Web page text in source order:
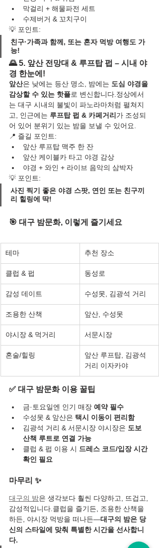
막걸리 + 해물파전 세트
수제버거 & 꼬치구이
💡 포인트:
친구·가족과 함께, 또는 혼자 먹방 여행도 가
능!
🌄 5. 앞산 전망대 & 루프탑 펍 – 시내 야
경 한눈에!
앞산은 낮에는 등산 명소, 밤에는 도심 야경을
감상할 수 있는 핫플로 변신합니다.정상에서
는 대구 시내의 불빛이 파노라마처럼 펼쳐지
고, 인근에는 루프탑 펍 & 카페거리 가 조성되
어 있어 분위기 있는 밤을 보낼 수 있어요.
📍 즐길 포인트:
앞산 루프탑 맥주 한 잔
앞산 케이블카 타고 야경 감상
야경 + 와인 + 라이브 음악의 삼박자
💡 포인트:
사진 찍기 좋은 야경 스팟, 연인 또는 친구끼
리 힐링에 딱!
🎯 대구 밤문화, 이렇게 즐기세요
테마 추천 장소
클럽 & 펍 동성로
감성 데이트 수성못, 김광석 거리
조용한 산책 앞산, 수성못
야시장 & 먹거리 서문시장
혼술/힐링
앞산 루프탑, 김광석
거리 이자카야
✅ 대구 밤문화 이용 꿀팁
금·토요일엔 인기 매장 예약 필수
수성못 & 앞산은 택시 이동이 편리함
김광석 거리 & 서문시장 야시장은 도보
산책 루트로 연결 가능
클럽 & 펍 이용 시 드레스 코드/입장 시간
확인 필요
마무리 ✨
대구의 밤은 생각보다 훨씬 다양하고, 뜨겁고,
감성적입니다.클럽을 즐기든, 조용한 산책을
하든, 야시장 먹방을 떠나든—대구의 밤은 당
신의 스타일에 맞춰 특별한 시간을 선사합니
다.